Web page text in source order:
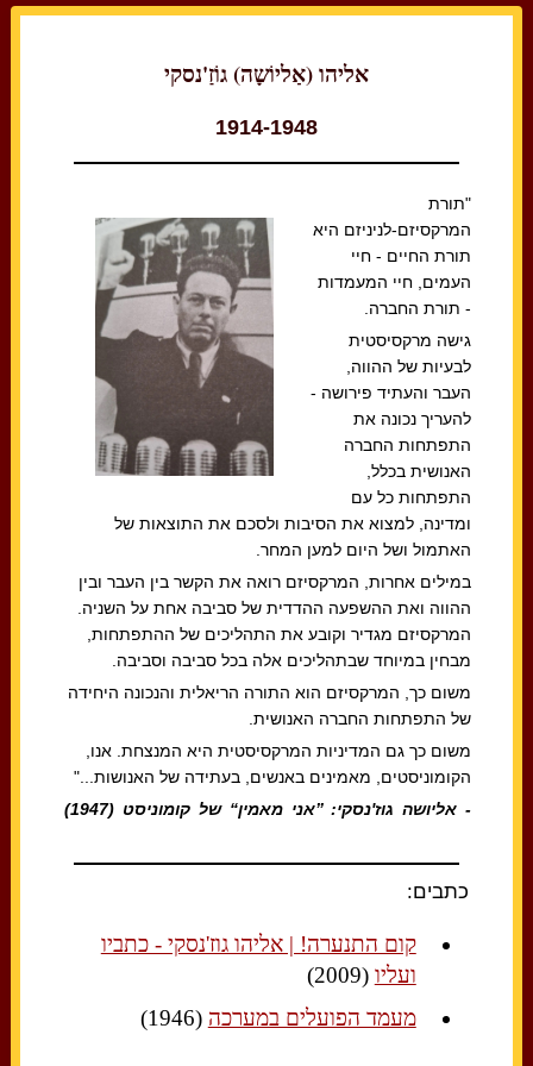
אליהו (אַליוֹשָה) גוֹזַ'נסקי
1914-1948
"תורת
המרקסיזם-לניניזם היא
תורת החיים - חיי
העמים, חיי המעמדות
- תורת החברה.
גישה מרקסיסטית
לבעיות של ההווה,
העבר והעתיד פירושה -
להעריך נכונה את
התפתחות החברה
האנושית בכלל,
התפתחות כל עם
ומדינה, למצוא את הסיבות ולסכם את התוצאות של
האתמול ושל היום למען המחר.
במילים אחרות, המרקסיזם רואה את הקשר בין העבר ובין
ההווה ואת ההשפעה ההדדית של סביבה אחת על השניה.
המרקסיזם מגדיר וקובע את התהליכים של ההתפתחות,
מבחין במיוחד שבתהליכים אלה בכל סביבה וסביבה.
משום כך, המרקסיזם הוא התורה הריאלית והנכונה היחידה
של התפתחות החברה האנושית.
משום כך גם המדיניות המרקסיסטית היא המנצחת. אנו,
הקומוניסטים, מאמינים באנשים, בעתידה של האנושות..."
- אליושה גוז'נסקי: ”אני מאמין“ של קומוניסט (1947)
כתבים:
קום התנערה! | אליהו גוז'נסקי - כתביו
ועליו (2009)
מעמד הפועלים במערכה (1946)